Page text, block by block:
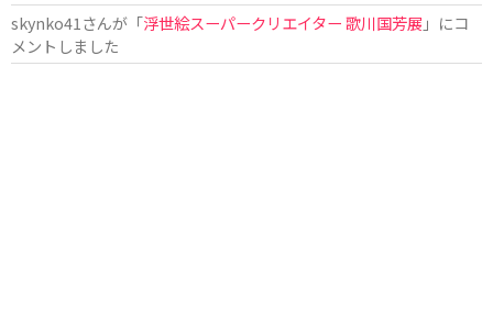
skynko41 さんが「浮世絵スーパークリエイター 歌川国芳展 」にコ
メントしました